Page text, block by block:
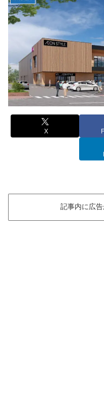
X
記事内に広告